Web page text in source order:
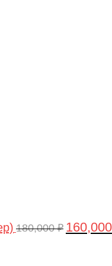
180,000₽ 160,000